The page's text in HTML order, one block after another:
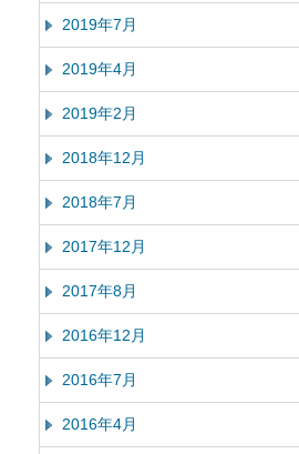
2019年7月
2019年4月
2019年2月
2018年12月
2018年7月
2017年12月
2017年8月
2016年12月
2016年7月
2016年4月